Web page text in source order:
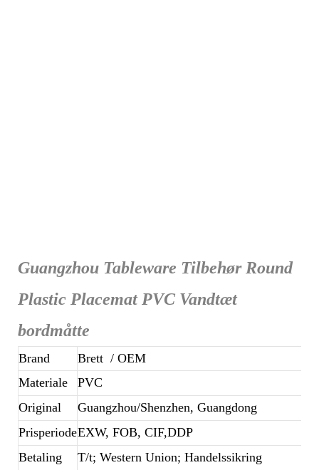
Guangzhou Tableware Tilbehør Round
Plastic Placemat PVC Vandtæt
bordmåtte
Brand Brett / OEM
Materiale
PVC
Original
Guangzhou/Shenzhen, Guangdong
PrisperiodeEXW, FOB, CIF,DDP
Betaling
T/t; Western Union; Handelssikring